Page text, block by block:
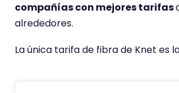
compañías con mejores tarifas
alrededores.
La única tarifa de fibra de Knet es